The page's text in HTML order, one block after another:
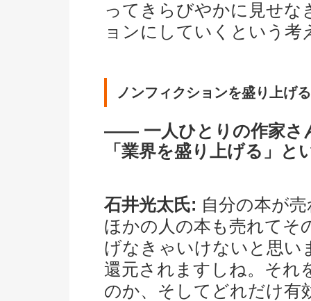
ってきらびやかに見せ
ョンにしていくという
ノンフィクションを盛り上げ
―― 一人ひとりの作家さ
「業界を盛り上げる」
石井光太氏: 自分の本が
ほかの人の本も売れてそ
げなきゃいけないと思い
還元されますしね。それ
のか、そしてどれだけ有